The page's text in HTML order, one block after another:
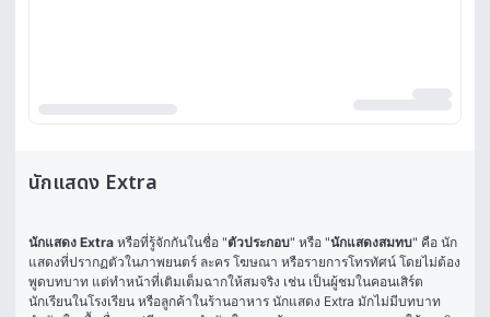
นักแสดง Extra
นักแสดง Extra หรือที่รู้จักกันในชื่อ "ตัวประกอบ" หรือ "นักแสดงสมทบ" คือ นัก
แสดงที่ปรากฏตัวในภาพยนตร์ ละคร โฆษณา หรือรายการโทรทัศน์ โดยไม่ต้อง
พูดบทบาท แต่ทำหน้าที่เติมเต็มฉากให้สมจริง เช่น เป็นผู้ชมในคอนเสิร์ต
นักเรียนในโรงเรียน หรือลูกค้าในร้านอาหาร นักแสดง Extra มักไม่มีบทบาท